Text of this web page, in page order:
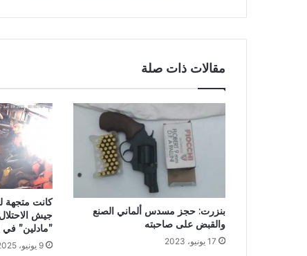
مقالات ذات صلة
بنزرت: حجز مسدس ألماني الصنع
والقبض على صاحبته
17 يونيو، 2023
كانت متجهة
جيش
”مادلين” في
9 يونيو، 2025